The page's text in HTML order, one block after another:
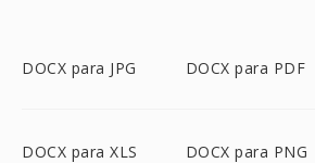
DOCX para JPG DOCX para PDF
DOCX para XLS DOCX para PNG